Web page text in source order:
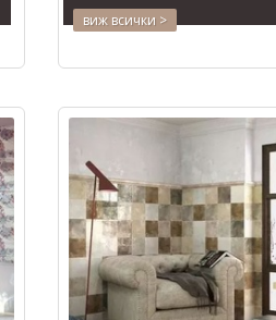
виж всички >